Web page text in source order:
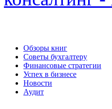
Обзоры книг
Советы бухгалтеру
Финансовые стратегии
Успех в бизнесе
Новости
Аудит